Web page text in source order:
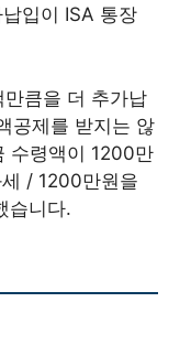
입이 ISA 통장
큼을 더 추가납
공제를 받지는 않
수령액이 1200만
/ 1200만원을
습니다.